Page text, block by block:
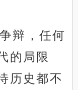
辩，任何
的局限
历史都不